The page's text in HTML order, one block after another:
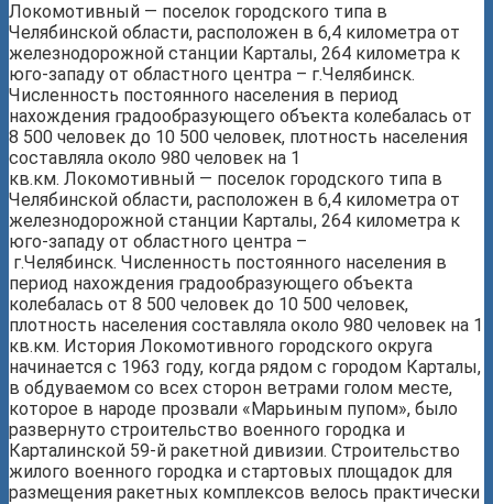
Локомотивный — поселок городского типа в
Челябинской области, расположен в 6,4 километра от
железнодорожной станции Карталы, 264 километра к
юго-западу от областного центра – г.Челябинск.
Численность постоянного населения в период
нахождения градообразующего объекта колебалась от
8 500 человек до 10 500 человек, плотность населения
составляла около 980 человек на 1
кв.км. Локомотивный — поселок городского типа в
Челябинской области, расположен в 6,4 километра от
железнодорожной станции Карталы, 264 километра к
юго-западу от областного центра –
г.Челябинск. Численность постоянного населения в
период нахождения градообразующего объекта
колебалась от 8 500 человек до 10 500 человек,
плотность населения составляла около 980 человек на 1
кв.км. История Локомотивного городского округа
начинается с 1963 году, когда рядом с городом Карталы,
в обдуваемом со всех сторон ветрами голом месте,
которое в народе прозвали «Марьиным пупом», было
развернуто строительство военного городка и
Карталинской 59-й ракетной дивизии. Строительство
жилого военного городка и стартовых площадок для
размещения ракетных комплексов велось практически